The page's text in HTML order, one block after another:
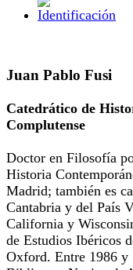
Juan Pablo Fusi
Catedrático de
Complutense
Doctor en Filosofía
Historia
Madrid; también es
Cantabria y del País
California y
de Estudios Ibéricos
Oxford. Entre 1986 y